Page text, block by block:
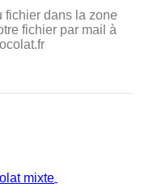
fichier dans la zone
fichier par mail à